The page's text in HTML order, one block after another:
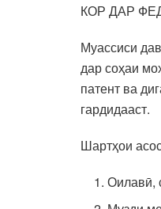
КОР ДАР
Муассиси
дар соҳаи
патент ва
гардидааст.
Шартҳои
Оилавӣ,